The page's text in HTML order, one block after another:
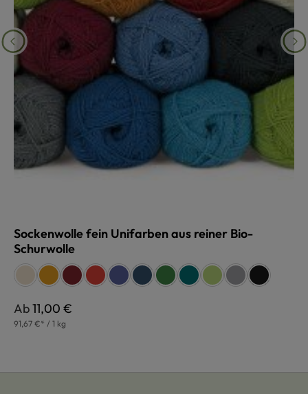
Sockenwolle fein Unifarben aus reiner Bio-
Schurwolle
Farbe auswählen
naturweiß
curry dunkelrot
rost blau jeans dunkelgrün
petrol maigrün
grau schwarz
Regulärer Preis:
Ab11,00 €
91,67 €* / 1 kg